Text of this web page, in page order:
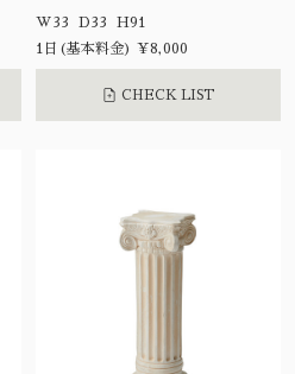
W33 D33 H91
1日(基本料金) ¥8,000
CHECK LIST